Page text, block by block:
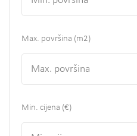
Max. površina (m2)
Min. cijena (€)